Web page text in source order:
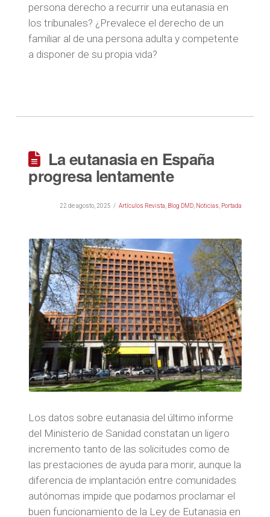
persona derecho a recurrir una eutanasia en
los tribunales? ¿Prevalece el derecho de un
familiar al de una persona adulta y competente
a disponer de su propia vida?
La eutanasia en España
progresa lentamente
22 de agosto, 2025 Artículos Revista Blog DMD, Noticias Portada
Los datos sobre eutanasia del último informe
del Ministerio de Sanidad constatan un ligero
incremento tanto de las solicitudes como de
las prestaciones de ayuda para morir, aunque la
diferencia de implantación entre comunidades
autónomas impide que podamos proclamar el
buen funcionamiento de la Ley de Eutanasia en